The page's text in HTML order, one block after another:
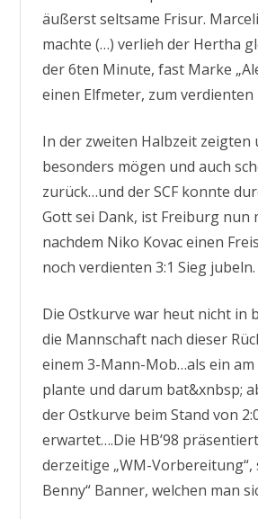
äußerst seltsame Frisur.
machte (…) verlieh der Hertha
der 6ten Minute, fast Marke
einen Elfmeter, zum verdienten
In der zweiten Halbzeit zeigten
besonders mögen und auch
zurück…und der SCF konnte
Gott sei Dank, ist Freiburg nun
nachdem Niko Kovac einen
noch verdienten 3:1 Sieg jubeln.
Die Ostkurve war heut nicht in
die Mannschaft nach dieser
einem 3-Mann-Mob…als ein
plante und darum bat&xnbsp;
der Ostkurve beim Stand von
erwartet….Die HB’98
derzeitige „WM-Vorbereitung“,
Benny“ Banner, welchen man